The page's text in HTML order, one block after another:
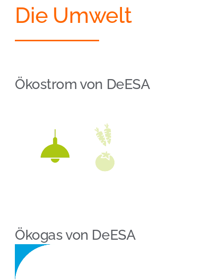
Die Umwelt
Ökostrom von DeESA
Ökogas von DeESA